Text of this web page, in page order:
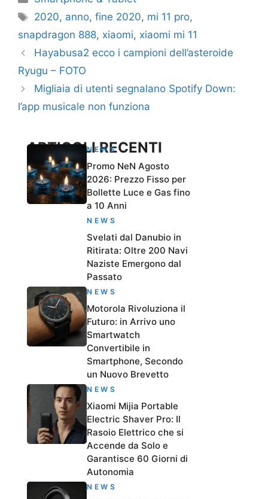
Tag
2020, anno,fine 2020, mi 11 pro,
snapdragon 888, xiaomi, xiaomi mi 11
Hayabusa2 ecco i campioni dell’asteroide
Ryugu – FOTO
Migliaia di utenti segnalano Spotify Down:
l’app musicale non funziona
ARTICOLI RECENTI
NEWS
Promo NeN Agosto
2026: Prezzo Fisso per
Bollette Luce e Gas fino
a 10 Anni
NEWS
Svelati dal Danubio in
Ritirata: Oltre 200 Navi
Naziste Emergono dal
Passato
NEWS
Motorola Rivoluziona il
Futuro: in Arrivo uno
Smartwatch
Convertibile in
Smartphone, Secondo
un Nuovo Brevetto
NEWS
Xiaomi Mijia Portable
Electric Shaver Pro: Il
Rasoio Elettrico che si
Accende da Solo e
Garantisce 60 Giorni di
Autonomia
NEWS